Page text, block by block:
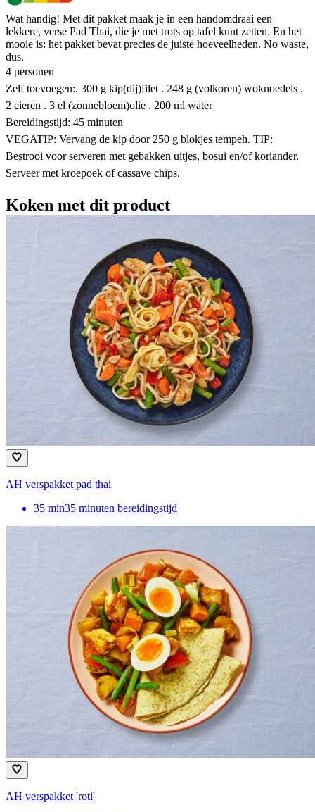
Wat handig! Met dit pakket maak je in een handomdraai een
lekkere, verse Pad Thai, die je met trots op tafel kunt zetten. En het
mooie is: het pakket bevat precies de juiste hoeveelheden. No waste,
dus.
4 personen
Zelf toevoegen:. 300 g kip(dij)filet . 248 g (volkoren) woknoedels .
2 eieren . 3 el (zonnebloem)olie . 200 ml water
Bereidingstijd: 45 minuten
VEGATIP: Vervang de kip door 250 g blokjes tempeh. TIP:
Bestrooi voor serveren met gebakken uitjes, bosui en/of koriander.
Serveer met kroepoek of cassave chips.
Koken met dit product
AH verspakket pad thai
35 min35 minuten bereidingstijd
AH verspakket 'roti'